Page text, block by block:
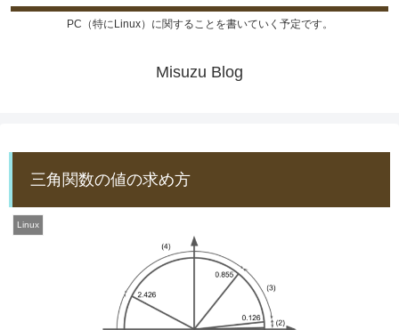
PC（特にLinux）に関することを書いていく予定です。
Misuzu Blog
三角関数の値の求め方
Linux